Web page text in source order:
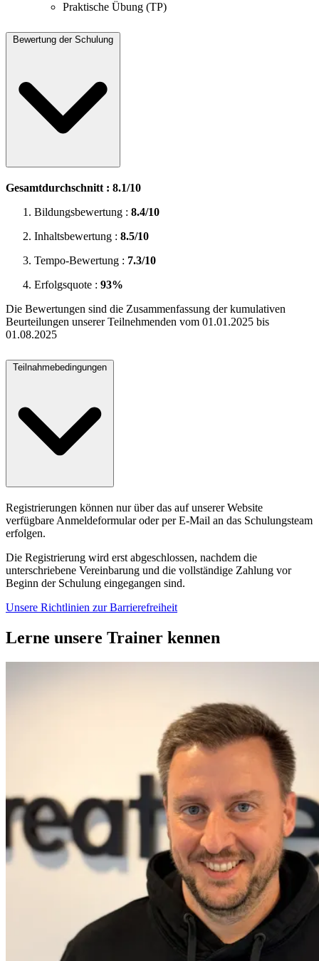
Praktische Übung (TP)
Bewertung der Schulung
Gesamtdurchschnitt : 8.1/10
Bildungsbewertung : 8.4/10
Inhaltsbewertung : 8.5/10
Tempo-Bewertung : 7.3/10
Erfolgsquote : 93%
Die Bewertungen sind die Zusammenfassung der kumulativen
Beurteilungen unserer Teilnehmenden vom 01.01.2025 bis
01.08.2025
Teilnahmebedingungen
Registrierungen können nur über das auf unserer Website
verfügbare Anmeldeformular oder per E-Mail an das Schulungsteam
erfolgen.
Die Registrierung wird erst abgeschlossen, nachdem die
unterschriebene Vereinbarung und die vollständige Zahlung vor
Beginn der Schulung eingegangen sind.
Unsere Richtlinien zur Barrierefreiheit
Lerne unsere Trainer kennen